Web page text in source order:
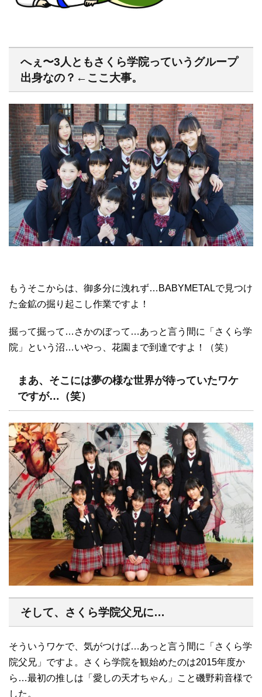
へぇ〜3人ともさくら学院っていうグループ
出身なの？←ここ大事。
もうそこからは、御多分に洩れず…BABYMETALで見つけ
た金鉱の掘り起こし作業ですよ！
掘って掘って…さかのぼって…あっと言う間に「さくら学
院」という沼…いやっ、花園まで到達ですよ！（笑）
まあ、そこには夢の様な世界が待っていたワケ
ですが…（笑）
そして、さくら学院父兄に…
そういうワケで、気がつけば…あっと言う間に「さくら学
院父兄」ですよ。さくら学院を観始めたのは2015年度か
ら…最初の推しは「愛しの天才ちゃん」こと磯野莉音様で
した。